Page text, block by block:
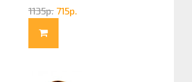
1135р. 715р.